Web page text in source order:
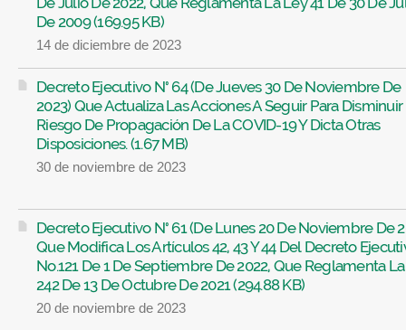
De 2009 (169.95 KB)
14 de diciembre de 2023
Decreto Ejecutivo N° 64 (De Jueves 30 De Noviembre De
2023) Que Actualiza Las Acciones A Seguir Para Disminuir
Riesgo De Propagación De La COVID-19 Y Dicta Otras
Disposiciones. (1.67 MB)
30 de noviembre de 2023
Decreto Ejecutivo N° 61 (De Lunes 20 De Noviembre De
Que Modifica Los Artículos 42, 43 Y 44 Del Decreto
No.121 De 1 De Septiembre De 2022, Que Reglamenta
242 De 13 De Octubre De 2021 (294.88 KB)
20 de noviembre de 2023